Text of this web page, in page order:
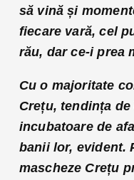
să vină și
fiecare vară, cel
rău, dar ce-i prea
Cu o majoritate
Crețu, tendința
incubatoare de
banii lor, evident.
mascheze Crețu